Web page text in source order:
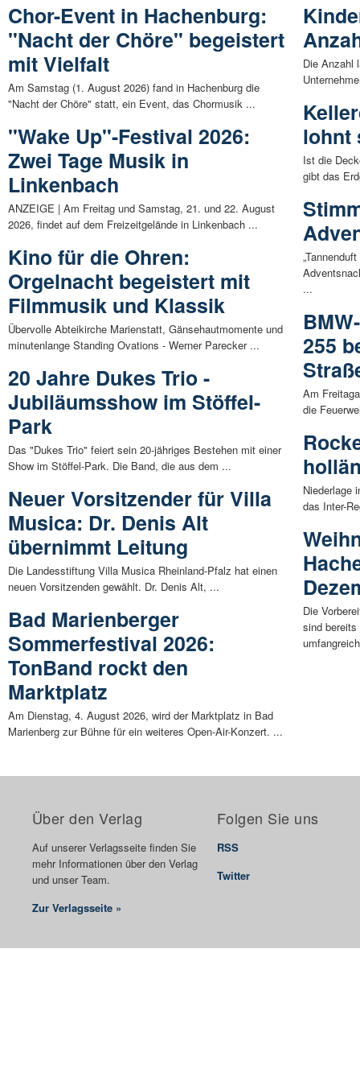
Chor-Event in Hachenburg:
"Nacht der Chöre" begeistert
mit Vielfalt
Am Samstag (1. August 2026) fand in Hachenburg die
"Nacht der Chöre" statt, ein Event, das Chormusik ...
"Wake Up"-Festival 2026:
Zwei Tage Musik in
Linkenbach
ANZEIGE | Am Freitag und Samstag, 21. und 22. August
2026, findet auf dem Freizeitgelände in Linkenbach ...
Kino für die Ohren:
Orgelnacht begeistert mit
Filmmusik und Klassik
Übervolle Abteikirche Marienstatt, Gänsehautmomente und
minutenlange Standing Ovations - Werner Parecker ...
20 Jahre Dukes Trio -
Jubiläumsshow im Stöffel-
Park
Das "Dukes Trio" feiert sein 20-jähriges Bestehen mit einer
Show im Stöffel-Park. Die Band, die aus dem ...
Neuer Vorsitzender für Villa
Musica: Dr. Denis Alt
übernimmt Leitung
Die Landesstiftung Villa Musica Rheinland-Pfalz hat einen
neuen Vorsitzenden gewählt. Dr. Denis Alt, ...
Bad Marienberger
Sommerfestival 2026:
TonBand rockt den
Marktplatz
Am Dienstag, 4. August 2026, wird der Marktplatz in Bad
Marienberg zur Bühne für ein weiteres Open-Air-Konzert. ...
Die Anzahl
lohnt
Ist die
gibt das
...
255
Am
die
Niederlage
das Inter-
Die
sind
Über den Verlag
Auf unserer Verlagsseite finden Sie
mehr Informationen über den Verlag
und unser Team.
Zur Verlagsseite »
Folgen Sie uns
RSS
Twitter